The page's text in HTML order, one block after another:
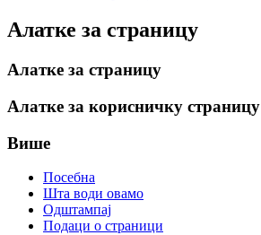
Алатке за страницу
Алатке за страницу
Алатке за корисничку страницу
Више
Посебна
Шта води овамо
Одштампај
Подаци о страници